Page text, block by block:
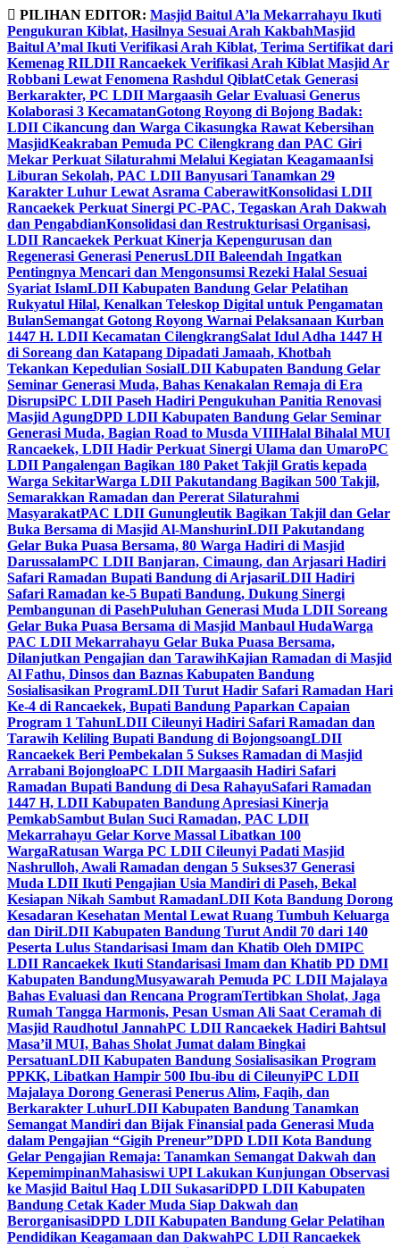
Skip
to
content
PILIHAN EDITOR: Masjid Baitul A’la Mekarrahayu Ikuti
Pengukuran Kiblat, Hasilnya Sesuai Arah KakbahMasjid
Baitul A’mal Ikuti Verifikasi Arah Kiblat, Terima Sertifikat dari
Kemenag RILDII Rancaekek Verifikasi Arah Kiblat Masjid Ar
Robbani Lewat Fenomena Rashdul QiblatCetak Generasi
Berkarakter, PC LDII Margaasih Gelar Evaluasi Generus
Kolaborasi 3 KecamatanGotong Royong di Bojong Badak:
LDII Cikancung dan Warga Cikasungka Rawat Kebersihan
MasjidKeakraban Pemuda PC Cilengkrang dan PAC Giri
Mekar Perkuat Silaturahmi Melalui Kegiatan KeagamaanIsi
Liburan Sekolah, PAC LDII Banyusari Tanamkan 29
Karakter Luhur Lewat Asrama CaberawitKonsolidasi LDII
Rancaekek Perkuat Sinergi PC-PAC, Tegaskan Arah Dakwah
dan PengabdianKonsolidasi dan Restrukturisasi Organisasi,
LDII Rancaekek Perkuat Kinerja Kepengurusan dan
Regenerasi Generasi PenerusLDII Baleendah Ingatkan
Pentingnya Mencari dan Mengonsumsi Rezeki Halal Sesuai
Syariat IslamLDII Kabupaten Bandung Gelar Pelatihan
Rukyatul Hilal, Kenalkan Teleskop Digital untuk Pengamatan
BulanSemangat Gotong Royong Warnai Pelaksanaan Kurban
1447 H. LDII Kecamatan CilengkrangSalat Idul Adha 1447 H
di Soreang dan Katapang Dipadati Jamaah, Khotbah
Tekankan Kepedulian SosialLDII Kabupaten Bandung Gelar
Seminar Generasi Muda, Bahas Kenakalan Remaja di Era
DisrupsiPC LDII Paseh Hadiri Pengukuhan Panitia Renovasi
Masjid AgungDPD LDII Kabupaten Bandung Gelar Seminar
Generasi Muda, Bagian Road to Musda VIIIHalal Bihalal MUI
Rancaekek, LDII Hadir Perkuat Sinergi Ulama dan UmaroPC
LDII Pangalengan Bagikan 180 Paket Takjil Gratis kepada
Warga SekitarWarga LDII Pakutandang Bagikan 500 Takjil,
Semarakkan Ramadan dan Pererat Silaturahmi
MasyarakatPAC LDII Gunungleutik Bagikan Takjil dan Gelar
Buka Bersama di Masjid Al-ManshurinLDII Pakutandang
Gelar Buka Puasa Bersama, 80 Warga Hadiri di Masjid
DarussalamPC LDII Banjaran, Cimaung, dan Arjasari Hadiri
Safari Ramadan Bupati Bandung di ArjasariLDII Hadiri
Safari Ramadan ke-5 Bupati Bandung, Dukung Sinergi
Pembangunan di PasehPuluhan Generasi Muda LDII Soreang
Gelar Buka Puasa Bersama di Masjid Manbaul HudaWarga
PAC LDII Mekarrahayu Gelar Buka Puasa Bersama,
Dilanjutkan Pengajian dan TarawihKajian Ramadan di Masjid
Al Fathu, Dinsos dan Baznas Kabupaten Bandung
Sosialisasikan ProgramLDII Turut Hadir Safari Ramadan Hari
Ke-4 di Rancaekek, Bupati Bandung Paparkan Capaian
Program 1 TahunLDII Cileunyi Hadiri Safari Ramadan dan
Tarawih Keliling Bupati Bandung di BojongsoangLDII
Rancaekek Beri Pembekalan 5 Sukses Ramadan di Masjid
Arrabani BojongloaPC LDII Margaasih Hadiri Safari
Ramadan Bupati Bandung di Desa RahayuSafari Ramadan
1447 H, LDII Kabupaten Bandung Apresiasi Kinerja
PemkabSambut Bulan Suci Ramadan, PAC LDII
Mekarrahayu Gelar Korve Massal Libatkan 100
WargaRatusan Warga PC LDII Cileunyi Padati Masjid
Nashrulloh, Awali Ramadan dengan 5 Sukses37 Generasi
Muda LDII Ikuti Pengajian Usia Mandiri di Paseh, Bekal
Kesiapan Nikah Sambut RamadanLDII Kota Bandung Dorong
Kesadaran Kesehatan Mental Lewat Ruang Tumbuh Keluarga
dan DiriLDII Kabupaten Bandung Turut Andil 70 dari 140
Peserta Lulus Standarisasi Imam dan Khatib Oleh DMIPC
LDII Rancaekek Ikuti Standarisasi Imam dan Khatib PD DMI
Kabupaten BandungMusyawarah Pemuda PC LDII Majalaya
Bahas Evaluasi dan Rencana ProgramTertibkan Sholat, Jaga
Rumah Tangga Harmonis, Pesan Usman Ali Saat Ceramah di
Masjid Raudhotul JannahPC LDII Rancaekek Hadiri Bahtsul
Masa’il MUI, Bahas Sholat Jumat dalam Bingkai
PersatuanLDII Kabupaten Bandung Sosialisasikan Program
PPKK, Libatkan Hampir 500 Ibu-ibu di CileunyiPC LDII
Majalaya Dorong Generasi Penerus Alim, Faqih, dan
Berkarakter LuhurLDII Kabupaten Bandung Tanamkan
Semangat Mandiri dan Bijak Finansial pada Generasi Muda
dalam Pengajian “Gigih Preneur”DPD LDII Kota Bandung
Gelar Pengajian Remaja: Tanamkan Semangat Dakwah dan
KepemimpinanMahasiswi UPI Lakukan Kunjungan Observasi
ke Masjid Baitul Haq LDII SukasariDPD LDII Kabupaten
Bandung Cetak Kader Muda Siap Dakwah dan
BerorganisasiDPD LDII Kabupaten Bandung Gelar Pelatihan
Pendidikan Keagamaan dan DakwahPC LDII Rancaekek